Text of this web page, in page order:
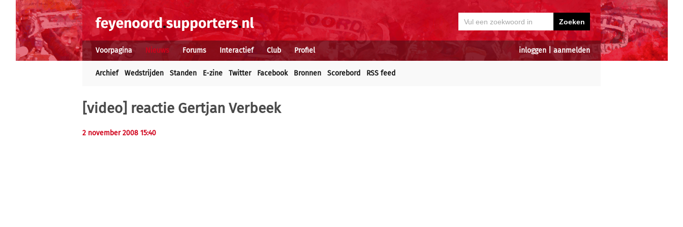
inloggen aanmelden
Voorpagina Nieuws Forums Interactief Club Profiel
Archief Wedstrijden Standen E-zine Twitter Facebook Bronnen Scorebord RSS feed
[video] reactie Gertjan Verbeek
2 november 2008 15:40